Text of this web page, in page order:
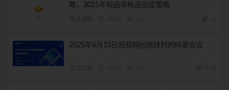
略，2025年标品非标品运营策略
2025年6月13日阳叔网创地球村的特邀会议